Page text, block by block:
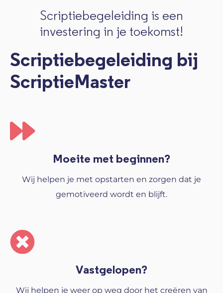
Scriptiebegeleiding is een
investering in je toekomst!
Scriptiebegeleiding bij
ScriptieMaster
Moeite met beginnen?
Wij helpen je met opstarten en zorgen dat je
gemotiveerd wordt en blijft.
Vastgelopen?
Wij helpen je weer op weg door het creëren van